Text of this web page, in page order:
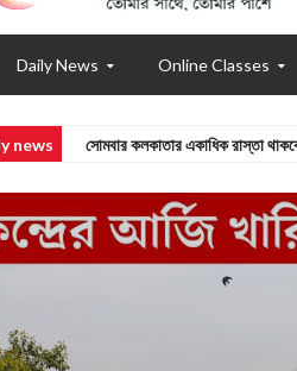
Daily News Online Classes
news
স্কুল ছুটির পর প্রথমে আলাপ জমাত
News
সুপ্রিম কোর্টের স্থগিতাদেশেও মিলল
news
সোমবার কলকাতার একাধিক রাস্তা